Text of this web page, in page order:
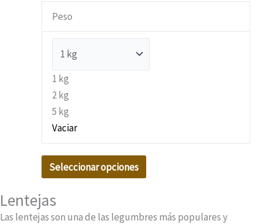
hasta
Peso
1 kg
2 kg
5 kg
Vaciar
Seleccionar opciones
variantes.
Las
opciones
pueden
elegir
página
de
Lentejas
Las lentejas son una de las legumbres más populares y